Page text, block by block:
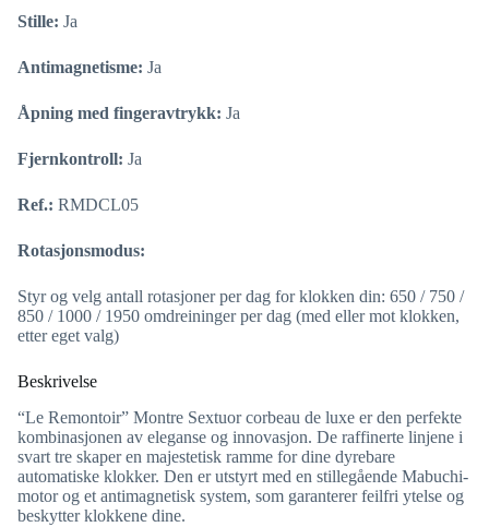
Stille: Ja
Antimagnetisme: Ja
Åpning med fingeravtrykk: Ja
Fjernkontroll: Ja
Ref.: RMDCL05
Rotasjonsmodus:
Styr og velg antall rotasjoner per dag for klokken din: 650 / 750 /
850 / 1000 / 1950 omdreininger per dag (med eller mot klokken,
etter eget valg)
Beskrivelse
“Le Remontoir” Montre Sextuor corbeau de luxe er den perfekte
kombinasjonen av eleganse og innovasjon. De raffinerte linjene i
svart tre skaper en majestetisk ramme for dine dyrebare
automatiske klokker. Den er utstyrt med en stillegående Mabuchi-
motor og et antimagnetisk system, som garanterer feilfri ytelse og
beskytter klokkene dine.